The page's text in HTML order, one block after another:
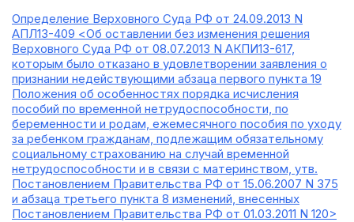
Определение Верховного Суда РФ от 24.09.2013 N
АПЛ13-409 <Об оставлении без изменения решения
Верховного Суда РФ от 08.07.2013 N АКПИ13-617,
которым было отказано в удовлетворении заявления о
признании недействующими абзаца первого пункта 19
Положения об особенностях порядка исчисления
пособий по временной нетрудоспособности, по
беременности и родам, ежемесячного пособия по уходу
за ребенком гражданам, подлежащим обязательному
социальному страхованию на случай временной
нетрудоспособности и в связи с материнством, утв.
Постановлением Правительства РФ от 15.06.2007 N 375
и абзаца третьего пункта 8 изменений, внесенных
Постановлением Правительства РФ от 01.03.2011 N 120>